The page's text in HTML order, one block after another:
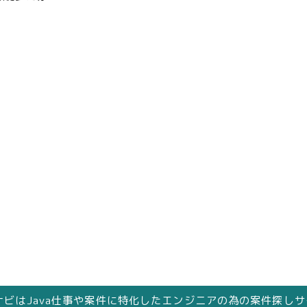
はJava仕事や案件に特化したエンジニアの為の案件探しサ